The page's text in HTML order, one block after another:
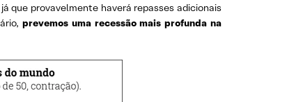
que provavelmente haverá repasses adicionais
prevemos uma recessão mais profunda na